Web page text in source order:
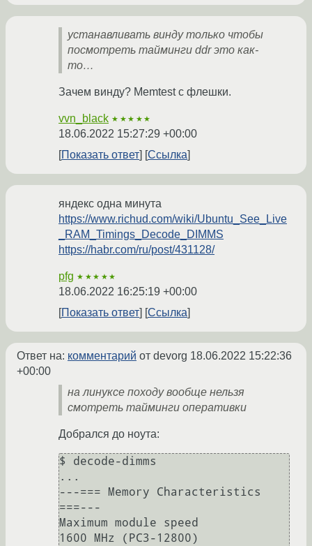
устанавливать винду только чтобы
посмотреть тайминги ddr это как-
то…
Зачем винду? Memtest с флешки.
vvn_black ★★★★★
18.06.2022 15:27:29 +00:00
Показать ответ
Ссылка
яндекс одна минута
https://www.richud.com/wiki/Ubuntu_See_Live
_RAM_Timings_Decode_DIMMS
https://habr.com/ru/post/431128/
pfg ★★★★★
18.06.2022 16:25:19 +00:00
Показать ответ
Ссылка
Ответ на: комментарий от devorg 18.06.2022 15:22:36
+00:00
на линуксе походу вообще нельзя
смотреть тайминги оперативки
Добрался до ноута:
$ decode-dimms
...
---=== Memory Characteristics
===---
Maximum module speed
1600 MHz (PC3-12800)